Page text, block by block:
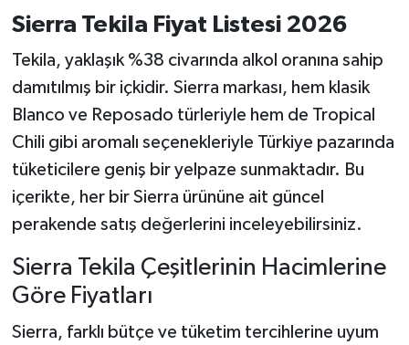
Sierra Tekila Fiyat Listesi 2026
Tekila, yaklaşık %38 civarında alkol oranına sahip
damıtılmış bir içkidir. Sierra markası, hem klasik
Blanco ve Reposado türleriyle hem de Tropical
Chili gibi aromalı seçenekleriyle Türkiye pazarında
tüketicilere geniş bir yelpaze sunmaktadır. Bu
içerikte, her bir Sierra ürününe ait güncel
perakende satış değerlerini inceleyebilirsiniz.
Sierra Tekila Çeşitlerinin Hacimlerine
Göre Fiyatları
Sierra, farklı bütçe ve tüketim tercihlerine uyum